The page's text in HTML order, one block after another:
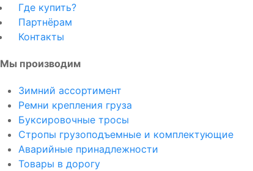
Где купить?
Партнёрам
Контакты
Мы производим
Зимний ассортимент
Ремни крепления груза
Буксировочные тросы
Стропы грузоподъемные и комплектующие
Аварийные принадлежности
Товары в дорогу